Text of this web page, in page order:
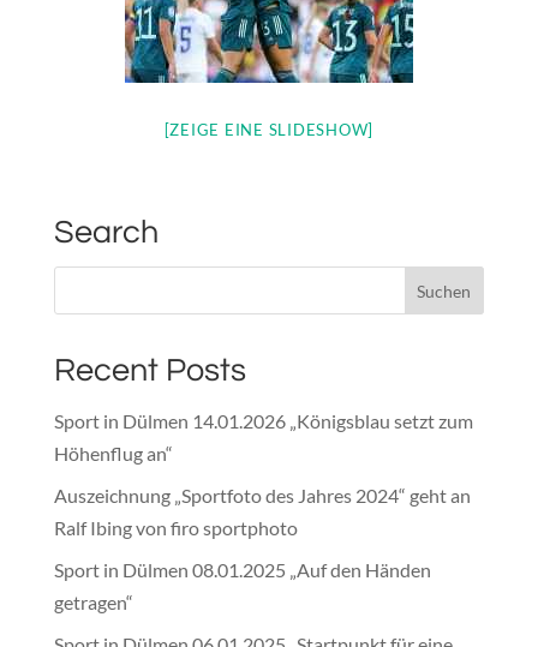
[ZEIGE EINE SLIDESHOW]
Search
Recent Posts
Sport in Dülmen 14.01.2026 „Königsblau setzt zum
Höhenflug an“
Auszeichnung „Sportfoto des Jahres 2024“ geht an
Ralf Ibing von firo sportphoto
Sport in Dülmen 08.01.2025 „Auf den Händen
getragen“